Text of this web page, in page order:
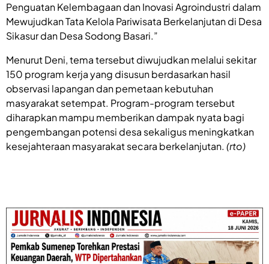
Penguatan Kelembagaan dan Inovasi Agroindustri dalam
Mewujudkan Tata Kelola Pariwisata Berkelanjutan di Desa
Sikasur dan Desa Sodong Basari.”
Menurut Deni, tema tersebut diwujudkan melalui sekitar
150 program kerja yang disusun berdasarkan hasil
observasi lapangan dan pemetaan kebutuhan
masyarakat setempat. Program-program tersebut
diharapkan mampu memberikan dampak nyata bagi
pengembangan potensi desa sekaligus meningkatkan
kesejahteraan masyarakat secara berkelanjutan. (rto)